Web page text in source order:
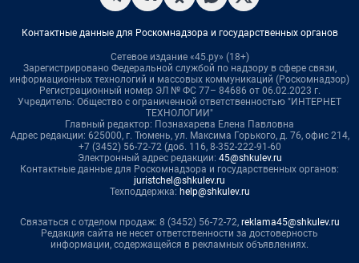
Контактные данные для Роскомнадзора и государственных органов
Сетевое издание «45.ру» (18+)
Зарегистрировано Федеральной службой по надзору в сфере связи,
информационных технологий и массовых коммуникаций (Роскомнадзор)
Регистрационный номер ЭЛ № ФС 77– 84686 от 06.02.2023 г.
Учредитель: Общество с ограниченной ответственностью "ИНТЕРНЕТ
ТЕХНОЛОГИИ"
Главный редактор: Познахарева Елена Павловна
Адрес редакции: 625000, г. Тюмень, ул. Максима Горького, д. 76, офис 214,
+7 (3452) 56-72-72 (доб. 116, 8-352-222-91-60
Электронный адрес редакции: 45@shkulev.ru
Контактные данные для Роскомнадзора и государственных органов:
juristchel@shkulev.ru
Техподдержка: help@shkulev.ru
Связаться с отделом продаж: 8 (3452) 56-72-72, reklama45@shkulev.ru
Редакция сайта не несет ответственности за достоверность
информации, содержащейся в рекламных объявлениях.